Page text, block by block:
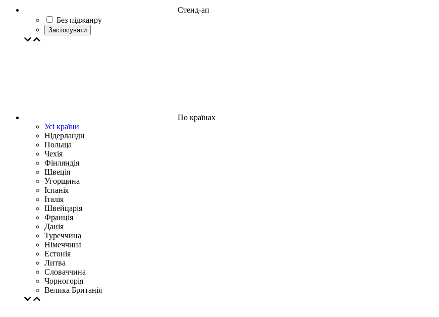
Стенд-ап
Без піджанру
Застосувати
По країнах
Усі країни
Нідерланди
Польща
Чехія
Фінляндія
Швеція
Угорщина
Іспанія
Італія
Швейцарія
Франція
Данія
Туреччина
Німеччина
Естонія
Литва
Словаччина
Чорногорія
Велика Британія